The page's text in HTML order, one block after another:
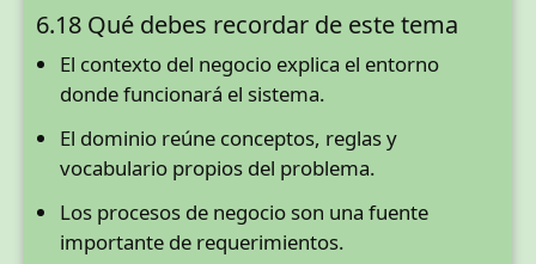
6.18 Qué debes recordar de este tema
El contexto del negocio explica el entorno
donde funcionará el sistema.
El dominio reúne conceptos, reglas y
vocabulario propios del problema.
Los procesos de negocio son una fuente
importante de requerimientos.